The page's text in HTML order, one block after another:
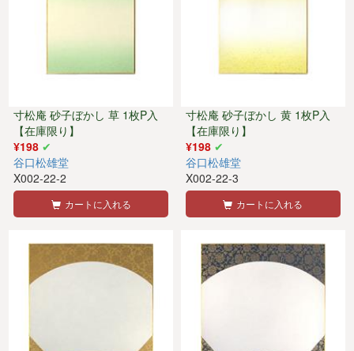
寸松庵 砂子ぼかし 草 1枚P入
【在庫限り】
¥198
谷口松雄堂
X002-22-2
カートに入れる
寸松庵 砂子ぼかし 黄 1枚P入
【在庫限り】
¥198
谷口松雄堂
X002-22-3
カートに入れる